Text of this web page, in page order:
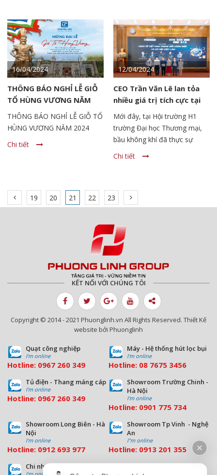
năm 2023, doanh số bán quạt
điện tại thị trường Việt Nam
tăng trưởng 15% so với năm
2022.
16/04/2024
THÔNG BÁO NGHỈ LỄ GIỖ
TỔ HÙNG VƯƠNG NĂM
2024
THÔNG BÁO NGHỈ LỄ GIỖ TỔ
HÙNG VƯƠNG NĂM 2024
Chi tiết
12/04/2024
CEO Trần Văn Lê lan tỏa
nhiều giá trị tích cực tại
Talkshows “Kinh tế Việt
Nam trong bối cảnh mới
và cơ hội việc làm”
Mới đây, tại Hội trường H1
trường Đại học Thương mại,
bầu không khí đã thực sự
bùng nổ và “hot” hơn bao giờ
cùng nhiều khách mời với
profile cực phẩm, hiện là
CEO của các doanh nghiệp có
doanh thu hàng nghìn tỷ mỗi
năm như TS. Trần Văn Lê, nhà
sáng lập và CEO Công ty
TNHH Sản xuất cơ điện và
Thương mại Phương Linh,
PGS.TS. Phùng Thế Đông,
Chi tiết
19 20 21 22 23
KẾT NỐI VỚI CHÚNG TÔI
Copyright © 2014 - 2021 Phuonglinh.vn All Rights Reserved. Thiết Kế
website bởi Phuonglinh
Quạt công nghiệp
I'm online
Hotline: 0967 260 349
Máy - Hệ thống hút lọc bụi
I'm online
Hotline: 08 7675 3456
Tủ điện - Thang máng cáp
I'm online
Hotline: 0967 260 349
Showroom Trường Chinh -
Hà Nội
I'm online
Hotline: 0901 775 734
Showroom Long Biên - Hà
Nội
I'm online
Hotline: 0912 693 977
Showroom Tp Vinh - Nghệ
An
I''m online
Hotline: 0913 201 355
Chi nhánh Đà Nẵng Chi nhánh Hồ Chí Minh